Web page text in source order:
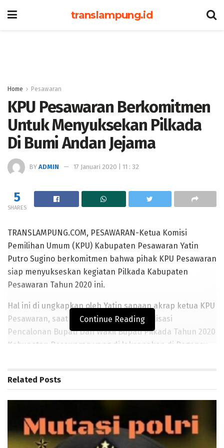
translampung.id
Home Pesawaran
KPU Pesawaran Berkomitmen
Untuk Menyuksekan Pilkada
Di Bumi Andan Jejama
BY ADMIN 17 Januari 2020 | 11 : 32
5
SHARES
TRANSLAMPUNG.COM, PESAWARAN-Ketua Komisi
Pemilihan Umum (KPU) Kabupaten Pesawaran Yatin
Putro Sugino berkomitmen bahwa pihak KPU Pesawaran
siap menyukseskan kegiatan Pilkada Kabupaten
Pesawaran Tahun 2020 ini.
Hal ini di ungkapkan oleh Yatin sapaan akrap ketua KPU
Pesawaran, saat menggelar acara Sosialisasi
Pencalonan Bupati Dan Wakil Bupati Pilkada Tahun 2020
Kabupaten Pesawaran yang di laksanakan di Regency
Daftarnya
DPRD Pringsewu Paripurnakan Penyampaian Rekomendasi
Pembahasan LKPJ Kada
Continue Reading
Related Posts